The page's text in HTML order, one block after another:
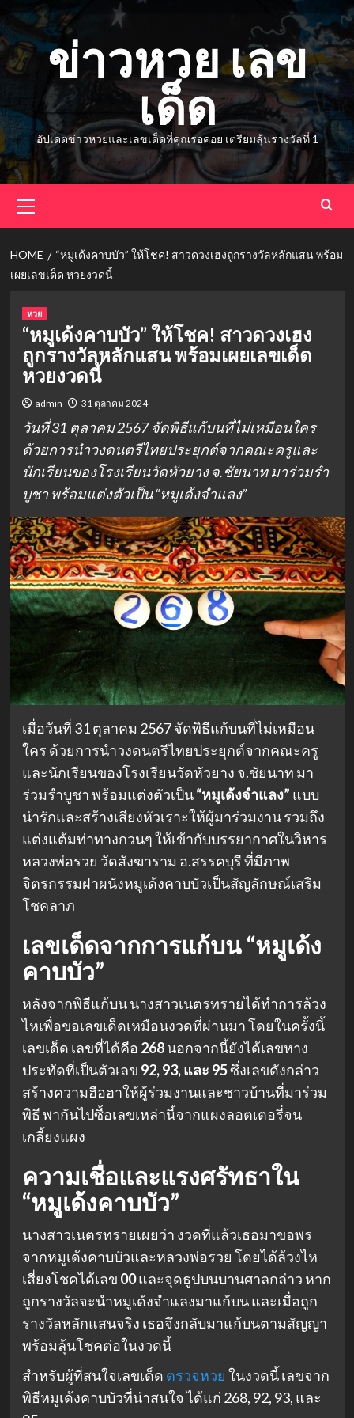
to
content ข่าวหวย เลข
เด็ด
อัปเดตข่าวหวยและเลขเด็ดที่คุณรอคอย เตรียมลุ้นรางวัลที่ 1
Menu
HOME
“หมูเด้งคาบบัว” ให้โชค! สาวดวงเฮงถูกรางวัลหลักแสน พร้อม
เผยเลขเด็ด หวยงวดนี้
หวย
“หมูเด้งคาบบัว” ให้โชค! สาวดวงเฮง
ถูกรางวัลหลักแสน พร้อมเผยเลขเด็ด
หวยงวดนี้
admin 31 ตุลาคม 2024
วันที่ 31 ตุลาคม 2567 จัดพิธีแก้บนที่ไม่เหมือนใคร
ด้วยการนำวงดนตรีไทยประยุกต์จากคณะครูและ
นักเรียนของโรงเรียนวัดหัวยาง จ.ชัยนาท มาร่วมรำ
บูชา พร้อมแต่งตัวเป็น “หมูเด้งจำแลง”
เมื่อวันที่ 31 ตุลาคม 2567 จัดพิธีแก้บนที่ไม่เหมือน
ใคร ด้วยการนำวงดนตรีไทยประยุกต์จากคณะครู
และนักเรียนของโรงเรียนวัดหัวยาง จ.ชัยนาท มา
ร่วมรำบูชา พร้อมแต่งตัวเป็น“หมูเด้งจำแลง” แบบ
น่ารักและสร้างเสียงหัวเราะให้ผู้มาร่วมงาน รวมถึง
แต่งแต้มท่าทางกวนๆ ให้เข้ากับบรรยากาศในวิหาร
หลวงพ่อรวย วัดสังฆาราม อ.สรรคบุรี ที่มีภาพ
จิตรกรรมฝาผนังหมูเด้งคาบบัวเป็นสัญลักษณ์เสริม
โชคลาภ
เลขเด็ดจากการแก้บน “หมูเด้ง
คาบบัว”
หลังจากพิธีแก้บน นางสาวเนตรทรายได้ทำการล้วง
ไหเพื่อขอเลขเด็ดเหมือนงวดที่ผ่านมา โดยในครั้งนี้
เลขเด็ด เลขที่ได้คือ 268นอกจากนี้ยังได้เลขหาง
ประทัดที่เป็นตัวเลข 92, 93, และ 95ซึ่งเลขดังกล่าว
สร้างความฮือฮาให้ผู้ร่วมงานและชาวบ้านที่มาร่วม
พิธี พากันไปซื้อเลขเหล่านี้จากแผงลอตเตอรี่จน
เกลี้ยงแผง
ความเชื่อและแรงศรัทธาใน
“หมูเด้งคาบบัว”
นางสาวเนตรทรายเผยว่า งวดที่แล้วเธอมาขอพร
จากหมูเด้งคาบบัวและหลวงพ่อรวย โดยได้ล้วงไห
เสี่ยงโชคได้เลข 00และจุดธูปบนบานศาลกล่าว หาก
ถูกรางวัลจะนำหมูเด้งจำแลงมาแก้บน และเมื่อถูก
รางวัลหลักแสนจริง เธอจึงกลับมาแก้บนตามสัญญา
พร้อมลุ้นโชคต่อในงวดนี้
สำหรับผู้ที่สนใจเลขเด็ด ตรวจหวย ในงวดนี้ เลขจาก
พิธีหมูเด้งคาบบัวที่น่าสนใจ ได้แก่ 268, 92, 93, และ